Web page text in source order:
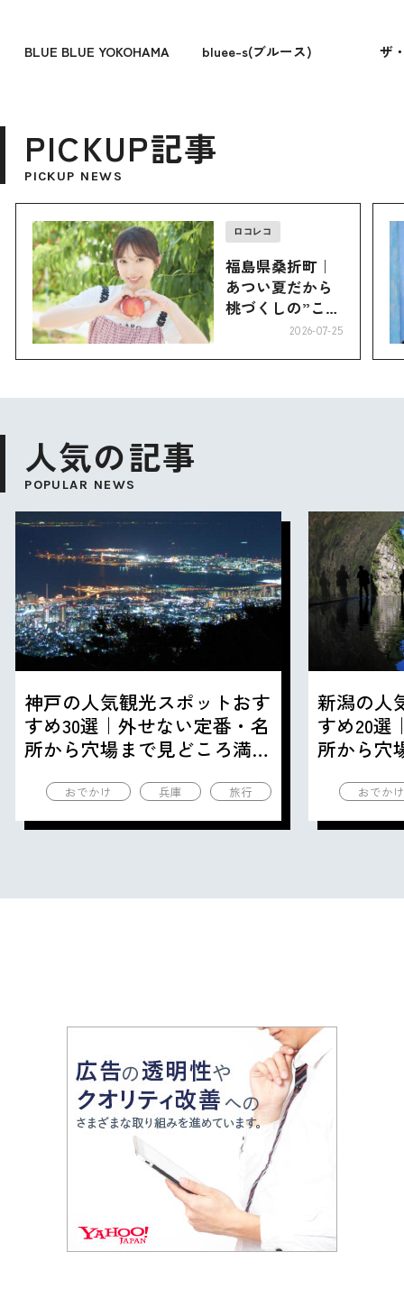
BLUE BLUE YOKOHAMA bluee-s(ブルース) ザ
PICKUP記事
PICKUP NEWS
ロコレコ
福島県桑折町｜
あつい夏だから
桃づくしの”こお
2026-07-25
人気の記事
POPULAR NEWS
神戸の人気観光スポットおす
すめ30選｜外せない定番・名
所から穴場まで見どころ満載
おでかけ 兵庫 旅行
新潟の人
すめ20選
所から穴
おでか